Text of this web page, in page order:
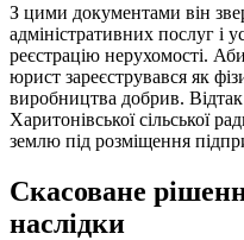
З цими документами він
адміністративних послуг і
реєстрацію нерухомості.
юрист зареєструвався як
виробництва добрив. Відтак
Харитонівської сільської
землю під розміщення
Скасоване
наслідки